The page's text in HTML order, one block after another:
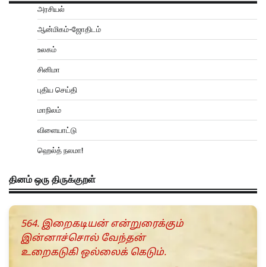
அரசியல்
ஆன்மிகம்-ஜோதிடம்
உலகம்
சினிமா
புதிய செய்தி
மாநிலம்
விளையாட்டு
ஹெல்த் நலமா!
தினம் ஒரு திருக்குறள்
564. இறைகடியன் என்றுரைக்கும்
இன்னாச்சொல் வேந்தன்
உறைகடுகி ஒல்லைக் கெடும்.